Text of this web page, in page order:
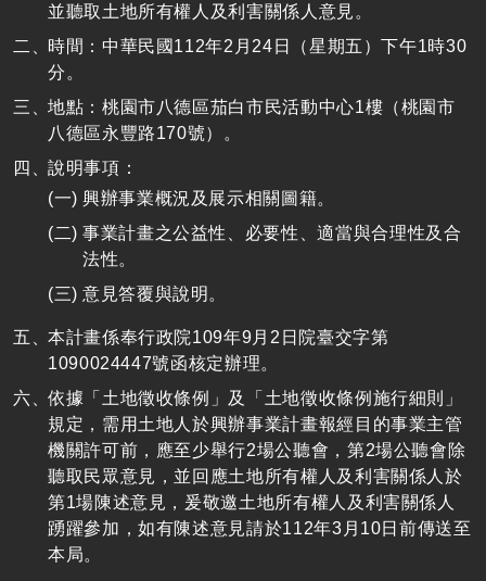
並聽取土地所有權人及利害關係人意見。
時間：中華民國112年2月24日（星期五）下午1時30
分。
地點：桃園市八德區茄白市民活動中心1樓（桃園市
八德區永豐路170號）。
說明事項：
興辦事業概況及展示相關圖籍。
事業計畫之公益性、必要性、適當與合理性及合
法性。
意見答覆與說明。
本計畫係奉行政院109年9月2日院臺交字第
1090024447號函核定辦理。
依據「土地徵收條例」及「土地徵收條例施行細則」
規定，需用土地人於興辦事業計畫報經目的事業主管
機關許可前，應至少舉行2場公聽會，第2場公聽會除
聽取民眾意見，並回應土地所有權人及利害關係人於
第1場陳述意見，爰敬邀土地所有權人及利害關係人
踴躍參加，如有陳述意見請於112年3月10日前傳送至
本局。